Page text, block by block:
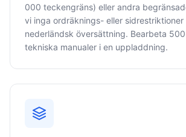
000 teckengräns) eller andra
vi inga ordräknings- eller
nederländsk översättning. Bearbeta
tekniska manualer i en uppladdning.